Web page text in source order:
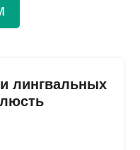
лингвальных